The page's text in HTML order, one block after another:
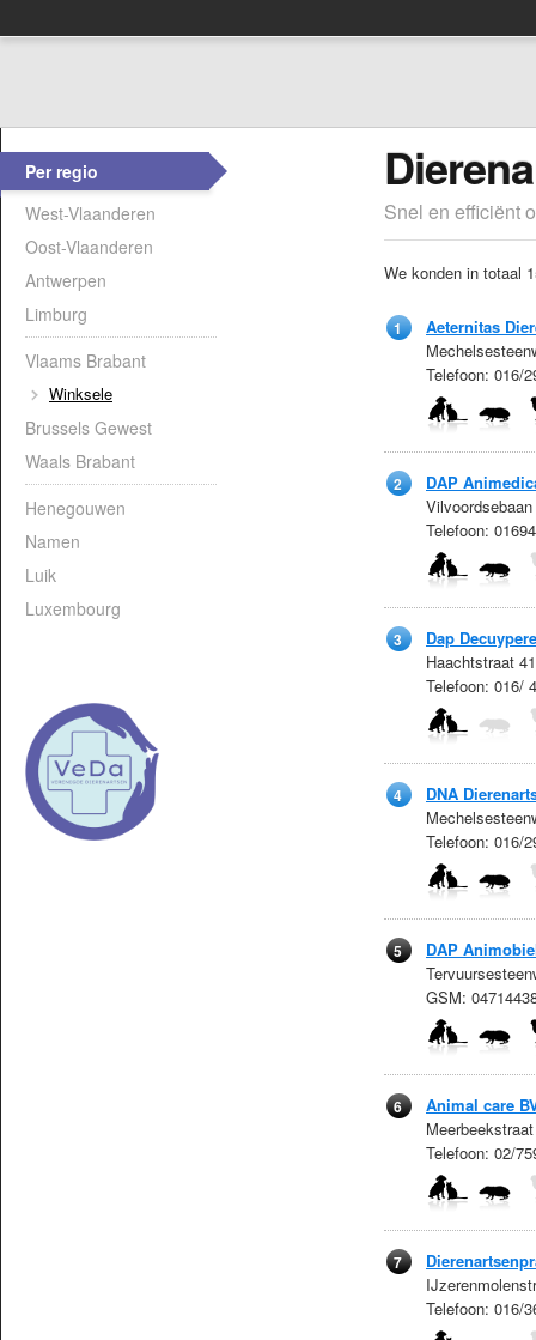
Per regio
West-Vlaanderen
Oost-Vlaanderen
Antwerpen
Limburg
Vlaams Brabant
Winksele
Brussels Gewest
Waals Brabant
Henegouwen
Namen
Luik
Luxembourg
Snel en efficiënt
We konden in totaal
1
Aeternitas
Telefoon: 016/
2
DAP
Telefoon:
3
Dap
Haachtstraat
Telefoon: 016/
4
DNA
Telefoon: 016/
5
DAP
GSM:
6
Animal care
Telefoon: 02/
7
Telefoon: 016/